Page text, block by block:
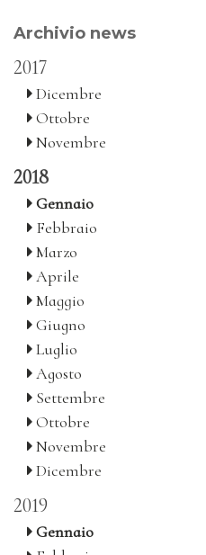
Archivio news
2017
Dicembre
Ottobre
Novembre
2018
Gennaio
Febbraio
Marzo
Aprile
Maggio
Giugno
Luglio
Agosto
Settembre
Ottobre
Novembre
Dicembre
2019
Gennaio